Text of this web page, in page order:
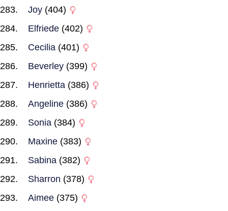
Joy (404)
Elfriede (402)
Cecilia (401)
Beverley (399)
Henrietta (386)
Angeline (386)
Sonia (384)
Maxine (383)
Sabina (382)
Sharron (378)
Aimee (375)